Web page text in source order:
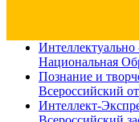
Национальная
Познание и
Всероссийский
Интеллект-